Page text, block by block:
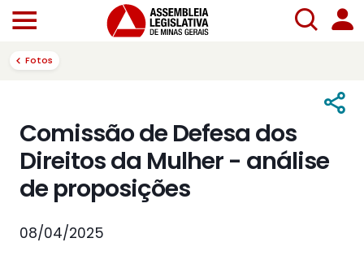
Fotos
Comissão de Defesa dos
Direitos da Mulher - análise
de proposições
08/04/2025